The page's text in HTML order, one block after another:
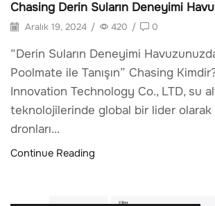
Chasing Derin Suların Deneyimi
Aralık 19, 2024 / 420 / 0
“Derin Suların Deneyimi
Poolmate ile Tanışın” Chasing
Innovation Technology Co., LTD, su
teknolojilerinde global bir lider olarak
dronları...
Continue Reading